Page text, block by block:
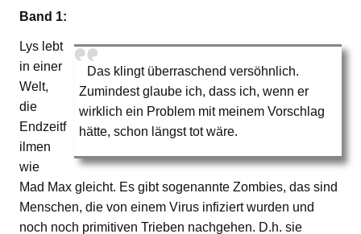
Band 1:
Das klingt überraschend versöhnlich.
Zumindest glaube ich, dass ich, wenn er
wirklich ein Problem mit meinem Vorschlag
hätte, schon längst tot wäre.
Lys lebt
in einer
Welt,
die
Endzeitf
ilmen
wie
Mad Max gleicht. Es gibt sogenannte Zombies, das sind
Menschen, die von einem Virus infiziert wurden und
noch noch primitiven Trieben nachgehen. D.h. sie